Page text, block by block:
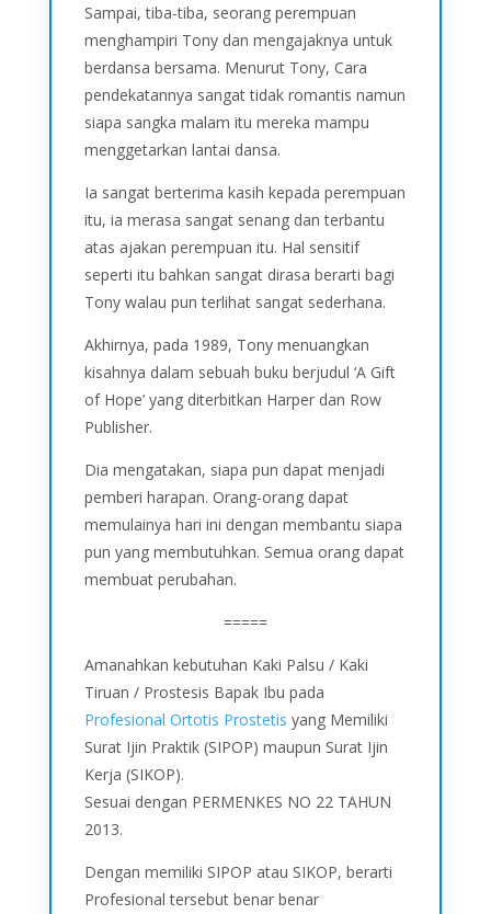
Sampai, tiba-tiba, seorang perempuan
menghampiri Tony dan mengajaknya untuk
berdansa bersama. Menurut Tony, Cara
pendekatannya sangat tidak romantis namun
siapa sangka malam itu mereka mampu
menggetarkan lantai dansa.
Ia sangat berterima kasih kepada perempuan
itu, ia merasa sangat senang dan terbantu
atas ajakan perempuan itu. Hal sensitif
seperti itu bahkan sangat dirasa berarti bagi
Tony walau pun terlihat sangat sederhana.
Akhirnya, pada 1989, Tony menuangkan
kisahnya dalam sebuah buku berjudul ‘A Gift
of Hope’ yang diterbitkan Harper dan Row
Publisher.
Dia mengatakan, siapa pun dapat menjadi
pemberi harapan. Orang-orang dapat
memulainya hari ini dengan membantu siapa
pun yang membutuhkan. Semua orang dapat
membuat perubahan.
=====
Amanahkan kebutuhan Kaki Palsu / Kaki
Tiruan / Prostesis Bapak Ibu pada
Profesional Ortotis Prostetis yang Memiliki
Surat Ijin Praktik (SIPOP) maupun Surat Ijin
Kerja (SIKOP).
Sesuai dengan PERMENKES NO 22 TAHUN
2013.
Dengan memiliki SIPOP atau SIKOP, berarti
Profesional tersebut benar benar